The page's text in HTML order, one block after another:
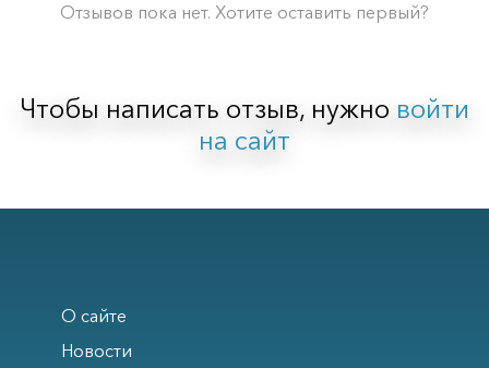
Отзывов пока нет. Хотите оставить первый?
Чтобы написать отзыв, нужно войти
на сайт
О сайте
Новости